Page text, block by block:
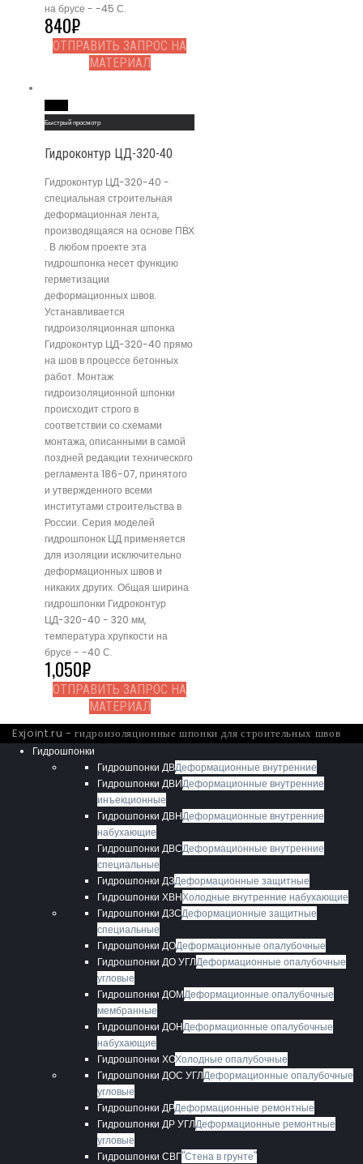
на брусе - -45 С.
840₽
ОТПРАВИТЬ ЗАПРОС НА
МАТЕРИАЛ
Быстрый просмотр
Гидроконтур ЦД-320-40
Гидроконтур ЦД-320-40 -
специальная строительная
деформационная лента,
производящаяся на основе ПВХ
. В любом проекте эта
гидрошпонка несет функцию
герметизации
деформационных швов.
Устанавливается
гидроизоляционная шпонка
Гидроконтур ЦД-320-40 прямо
на шов в процессе бетонных
работ. Монтаж
гидроизоляционной шпонки
происходит строго в
соответствии со схемами
монтажа, описанными в самой
поздней редакции технического
регламента 186-07, принятого
и утвержденного всеми
институтами строительства в
России. Серия моделей
гидрошпонок ЦД применяется
для изоляции исключительно
деформационных швов и
никаких других. Общая ширина
гидрошпонки Гидроконтур
ЦД-320-40 - 320 мм,
температура хрупкости на
брусе - -40 С.
1,050₽
ОТПРАВИТЬ ЗАПРОС НА
МАТЕРИАЛ
Exjoint.ru - гидроизоляционные шпонки для строительных швов
Гидрошпонки
Гидрошпонки ДВДеформационные внутренние
Гидрошпонки ДВИДеформационные внутренние
инъекционные
Гидрошпонки ДВНДеформационные внутренние
набухающие
Гидрошпонки ДВСДеформационные внутренние
специальные
Гидрошпонки ДЗДеформационные защитные
Гидрошпонки ХВНХолодные внутренние набухающие
Гидрошпонки ДЗСДеформационные защитные
специальные
Гидрошпонки ДОДеформационные опалубочные
Гидрошпонки ДО УГЛДеформационные опалубочные
угловые
Гидрошпонки ДОМДеформационные опалубочные
мембранные
Гидрошпонки ДОНДеформационные опалубочные
набухающие
Гидрошпонки ХОХолодные опалубочные
Гидрошпонки ДОС УГЛДеформационные опалубочные
угловые
Гидрошпонки ДРДеформационные ремонтные
Гидрошпонки ДР УГЛДеформационные ремонтные
угловые
Гидрошпонки СВГ"Стена в грунте"